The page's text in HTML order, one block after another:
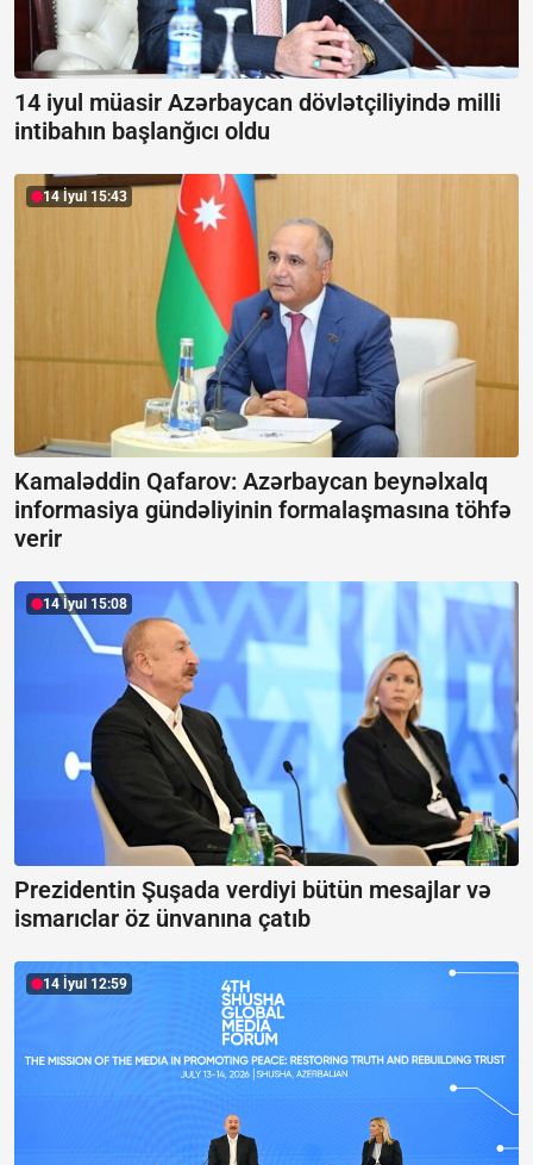
14 iyul müasir Azərbaycan dövlətçiliyində milli
intibahın başlanğıcı oldu
14 İyul 15:43
Kamaləddin Qafarov: Azərbaycan beynəlxalq
informasiya gündəliyinin formalaşmasına töhfə
verir
14 İyul 15:08
Prezidentin Şuşada verdiyi bütün mesajlar və
ismarıclar öz ünvanına çatıb
14 İyul 12:59